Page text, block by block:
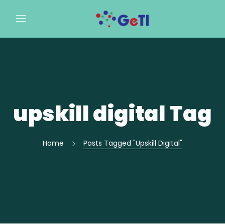
upskill digital Tag
Home Posts Tagged "upskill Digital"